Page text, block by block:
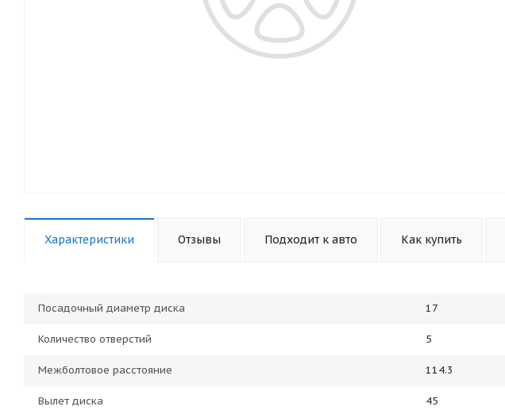
Характеристики Отзывы Подходит к авто Как купить
Посадочный диаметр диска 17
Количество отверстий 5
Межболтовое расстояние 114.3
Вылет диска 45